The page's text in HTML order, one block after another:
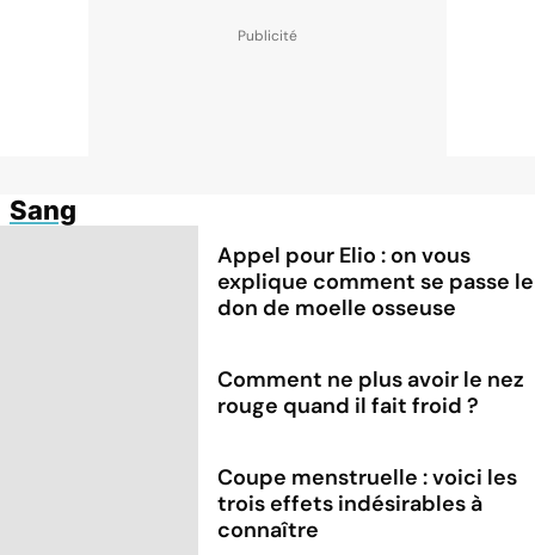
Sang
Appel pour Elio : on vous
explique comment se passe le
don de moelle osseuse
Comment ne plus avoir le nez
rouge quand il fait froid ?
Coupe menstruelle : voici les
trois effets indésirables à
connaître